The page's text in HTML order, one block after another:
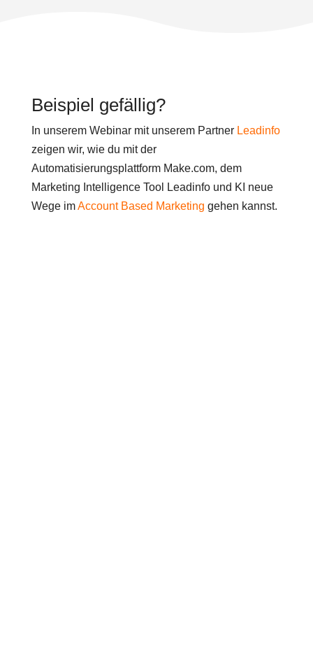
Beispiel gefällig?
In unserem Webinar mit unserem Partner Leadinfo
zeigen wir, wie du mit der
Automatisierungsplattform Make.com, dem
Marketing Intelligence Tool Leadinfo und KI neue
Wege imAccount Based Marketing gehen kannst.